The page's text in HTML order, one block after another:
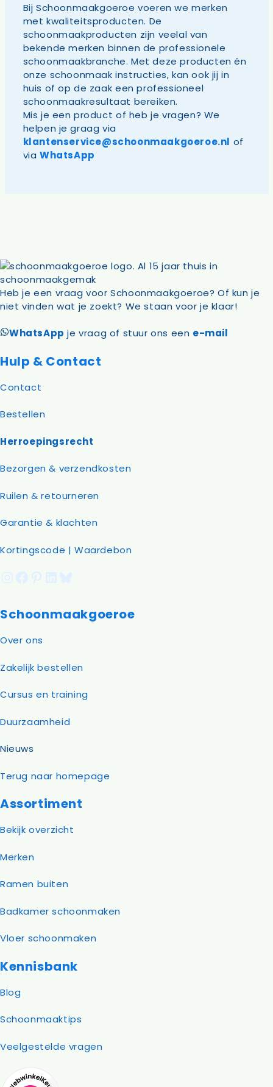
Bij Schoonmaakgoeroe voeren we merken
met kwaliteitsproducten. De
schoonmaakproducten zijn veelal van
bekende merken binnen de professionele
schoonmaakbranche. Met deze producten én
onze schoonmaak instructies, kan ook jij in
huis of op de zaak een professioneel
schoonmaakresultaat bereiken.
Mis je een product of heb je vragen? We
helpen je graag via
klantenservice@schoonmaakgoeroe.nl of
via WhatsApp
Heb je een vraag voor Schoonmaakgoeroe? Of kun je
niet vinden wat je zoekt? We staan voor je klaar!
WhatsApp je vraag of stuur ons een e-mail
Hulp & Contact
Contact
Bestellen
Herroepingsrecht
Bezorgen & verzendkosten
Ruilen & retourneren
Garantie & klachten
Kortingscode | Waardebon
Schoonmaakgoeroe
Over ons
Zakelijk bestellen
Cursus en training
Duurzaamheid
Nieuws
Terug naar homepage
Assortiment
Bekijk overzicht
Merken
Ramen buiten
Badkamer schoonmaken
Vloer schoonmaken
Kennisbank
Blog
Schoonmaaktips
Veelgestelde vragen